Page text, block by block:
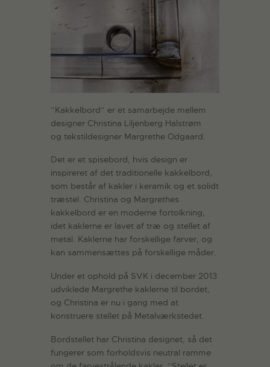
”Kakkelbord” er et samarbejde mellem
designer Christina Liljenberg Halstrøm
og tekstildesigner Margrethe Odgaard.
Det er et spisebord, hvis design er
inspireret af det traditionelle kakkelbord,
som består af kakler i keramik og et solidt
træstel. Christina og Margrethes
kakkelbord er en moderne fortolkning,
idet kaklerne er lavet af træ og stellet af
metal. Kaklerne har forskellige farver, og
kan sammensættes på forskellige måder.
Under et ophold på SVK i december 2013
udviklede Margrethe kaklerne til bordet,
og Christina er nu i gang med at
konstruere stellet på Metalværkstedet.
Bordstellet har Christina designet, så det
fungerer som forholdsvis neutral ramme